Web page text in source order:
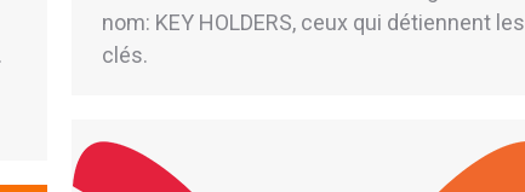
nom: KEY HOLDERS, ceux qui détiennent les
clés.